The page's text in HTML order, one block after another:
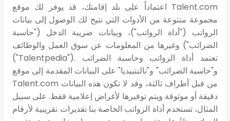
اعتماداً على بلد إقامتك، قد يوفر لك موقع Talent.com
مجموعة متنوعة من الأدوات التي تتيح لك الوصول إلى بيانات
الرواتب ("أداة الرواتب")، وبيانات ضريبة الدخل ("حاسبة
الضرائب") وغيرها من المعلومات عن سوق العمل والوظائف
("Talentpedia"). تعتمد أداة الرواتب وحاسبة الضرائب
و"حاسبة الضرائب" و"تالنتبيديا" على البيانات المقدمة إلى موقع
Talent.com من قبل أطراف ثالثة، وقد لا تكون هذه البيانات
دقيقة أو موثوقة ويتم توفيرها لأغراض إعلامية فقط. على سبيل
المثال، تستخدم أداة الرواتب الخاصة بنا تقديرات تقريبية لأرقام